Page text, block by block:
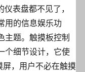
表盘都不见了，
用的信息娱乐功
主题。触摸板控制
个细节设计，它使
屏，用户不必在触摸